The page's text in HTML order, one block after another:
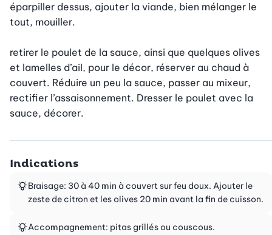
éparpiller dessus, ajouter la viande, bien mélanger le
tout, mouiller.
retirer le poulet de la sauce, ainsi que quelques olives
et lamelles d’ail, pour le décor, réserver au chaud à
couvert. Réduire un peu la sauce, passer au mixeur,
rectifier l’assaisonnement. Dresser le poulet avec la
sauce, décorer.
Indications
Braisage: 30 à 40 min à couvert sur feu doux. Ajouter le
zeste de citron et les olives 20 min avant la fin de cuisson.
Accompagnement: pitas grillés ou couscous.